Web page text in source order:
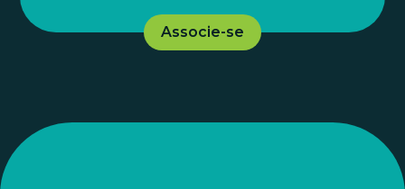
Associe-se